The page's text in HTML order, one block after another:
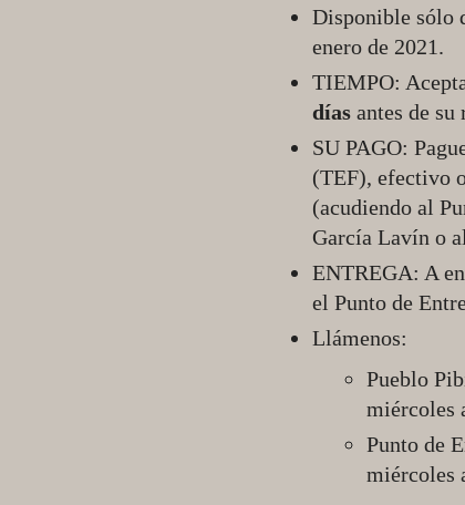
Disponible sólo
enero de 2021.
TIEMPO:
díasantes de su
SU PAGO:
(TEF), efectivo
(acudiendo al
García Lavín o
ENTREGA: A
el Punto de
Llámenos:
Pueblo
miércoles
Punto de
miércoles